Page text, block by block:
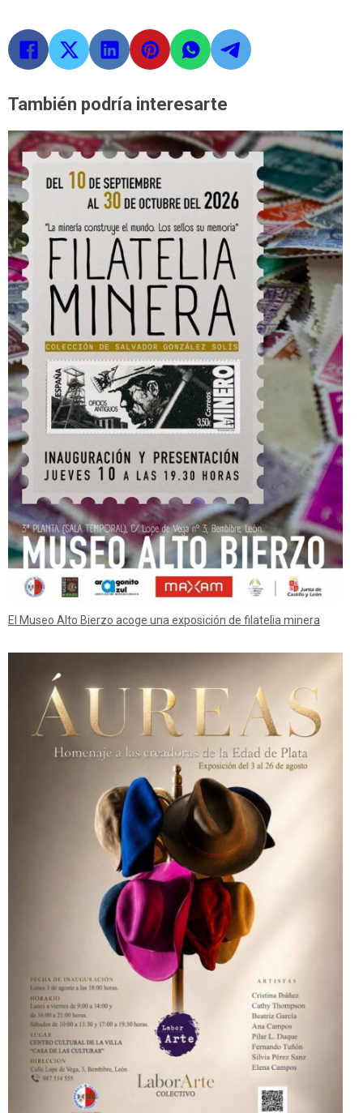
También podría interesarte
El Museo Alto Bierzo acoge una exposición de filatelia minera